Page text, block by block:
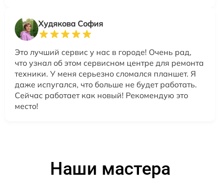
Худякова София
Это лучший сервис у нас в городе! Очень рад,
что узнал об этом сервисном центре для ремонта
техники. У меня серьезно сломался планшет. Я
даже испугался, что больше не будет работать.
Сейчас работает как новый! Рекомендую это
место!
Наши мастера